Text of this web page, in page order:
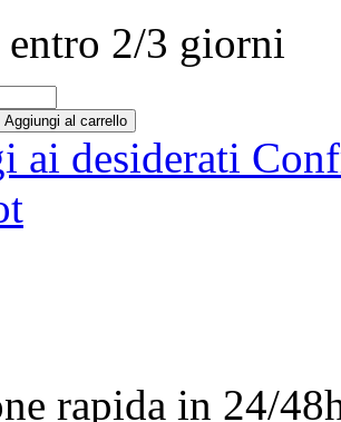
2/3 giorni
Aggiungi al carrello
ai desiderati
rapida in 24/